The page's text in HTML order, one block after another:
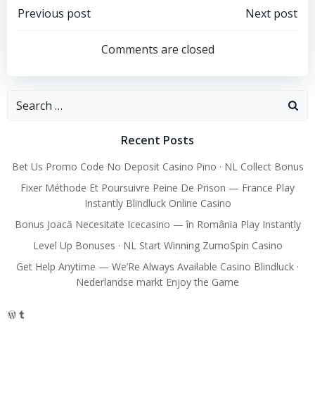
Post
navigation
Previous post
navigation
Next post
Comments are closed
Search
Recent Posts
Bet Us Promo Code No Deposit Casino Pino · NL Collect Bonus
Fixer Méthode Et Poursuivre Peine De Prison — France Play
Instantly Blindluck Online Casino
Bonus Joacă Necesitate Icecasino — în România Play Instantly
Level Up Bonuses · NL Start Winning ZumoSpin Casino
Get Help Anytime — We’Re Always Available Casino Blindluck ·
Nederlandse markt Enjoy the Game
WordPress
Tumblr